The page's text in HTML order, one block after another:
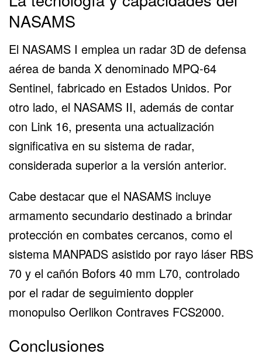
NASAMS
El NASAMS I emplea un radar 3D de defensa
aérea de banda X denominado MPQ-64
Sentinel, fabricado en Estados Unidos. Por
otro lado, el NASAMS II, además de contar
con Link 16, presenta una actualización
significativa en su sistema de radar,
considerada superior a la versión anterior.
Cabe destacar que el NASAMS incluye
armamento secundario destinado a brindar
protección en combates cercanos, como el
sistema MANPADS asistido por rayo láser RBS
70 y el cañón Bofors 40 mm L70, controlado
por el radar de seguimiento doppler
monopulso Oerlikon Contraves FCS2000.
Conclusiones